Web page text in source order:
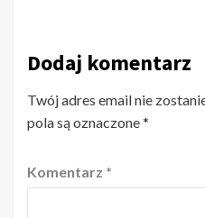
Dodaj komentarz
Twój adres email nie
pola są oznaczone*
Komentarz *